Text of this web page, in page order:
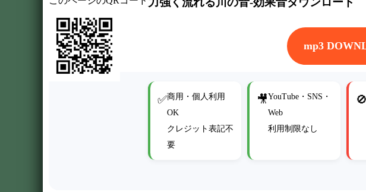
mp3
✅商用・個人利用
OK
クレジット表記不
要
🎥YouTube・SNS・
Web
利用制限なし
🚫